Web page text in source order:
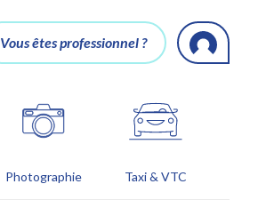
Vous êtes professionnel ?
Photographie Taxi & VTC